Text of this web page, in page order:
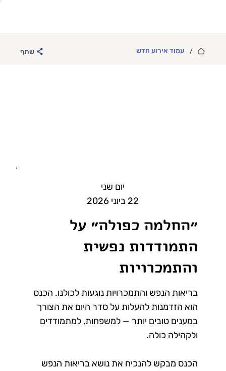
/ עמוד אירוע חדש שתף
יום שני
22 ביוני 2026
״החלמה כפולה״ על
התמודדות נפשית
והתמכרויות
בריאות הנפש והתמכרויות נוגעות לכולנו. הכנס
הוא הזדמנות להעלות על סדר היום את הצורך
במענים טובים יותר — למשפחות, למתמודדים
ולקהילה כולה.
הכנס מבקש להנכיח את נושא בריאות הנפש